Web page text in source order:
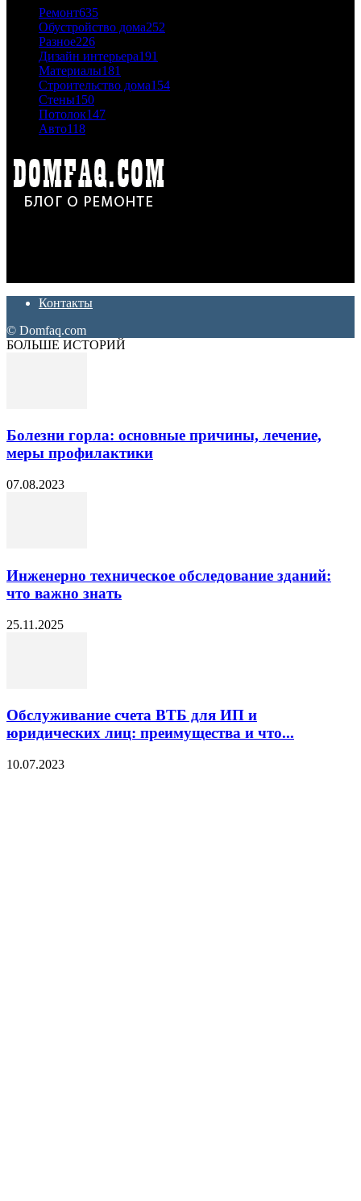
Ремонт635
Обустройство дома252
Разное226
Дизайн интерьера191
Материалы181
Строительство дома154
Стены150
Потолок147
Авто118
Контакты
© Domfaq.com
БОЛЬШЕ ИСТОРИЙ
Болезни горла: основные причины, лечение,
меры профилактики
07.08.2023
Инженерно техническое обследование зданий:
что важно знать
25.11.2025
Обслуживание счета ВТБ для ИП и
юридических лиц: преимущества и что...
10.07.2023